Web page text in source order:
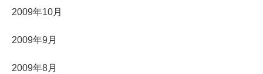
2009年10月
2009年9月
2009年8月